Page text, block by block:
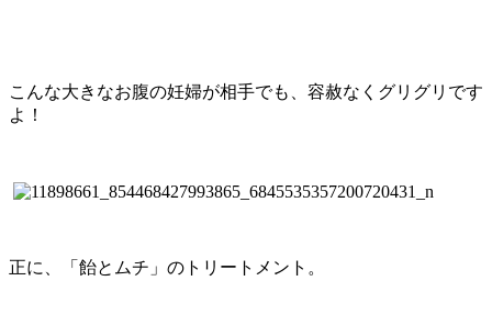
こんな大きなお腹の妊婦が相手でも、容赦なくグリグリです
よ！
正に、「飴とムチ」のトリートメント。